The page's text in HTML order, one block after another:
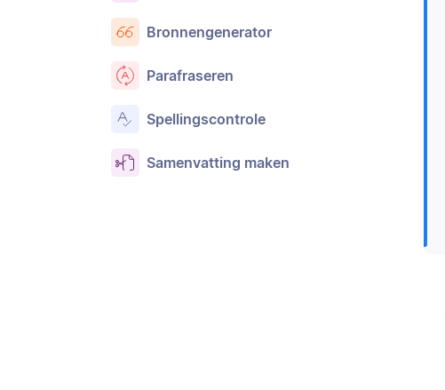
Bronnengenerator
Parafraseren
Spellingscontrole
Samenvatting maken